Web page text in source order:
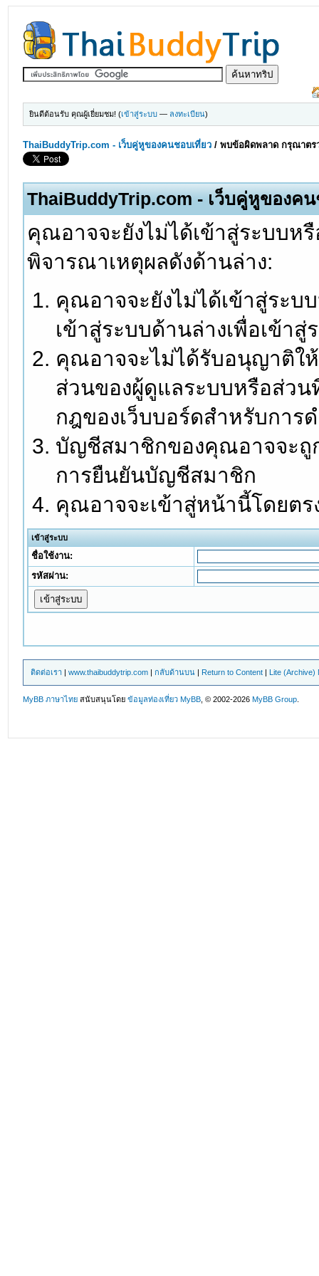
ยินดีต้อนรับ คุณผู้เยี่ยมชม! (เข้าสู่ระบบ — ลงทะเบียน)
ThaiBuddyTrip.com - เว็บคู่หูของคนชอบเที่ยว /พบข้อผิดพลาด กรุณาตร
ThaiBuddyTrip.com - เว็บคู่หูของค
คุณอาจจะยังไม่ได้เข้าสู่ระบบ
พิจารณาเหตุผลดังด้านล่าง:
คุณอาจจะยังไม่ได้เข้าสู่ระบ
เข้าสู่ระบบด้านล่างเพื่อเข้า
คุณอาจจะไม่ได้รับอนุญาติใ
ส่วนของผู้ดูแลระบบหรือส่ว
กฎของเว็บบอร์ดสำหรับการ
บัญชีสมาชิกของคุณอาจจะถู
การยืนยันบัญชีสมาชิก
คุณอาจจะเข้าสู่หน้านี้โดยต
เข้าสู่ระบบ
ชื่อใช้งาน:
รหัสผ่าน:
ติดต่อเรา |www.thaibuddytrip.com |กลับด้านบน | Return to Content | Lite (Archive)
MyBB ภาษาไทย สนับสนุนโดยข้อมูลท่องเที่ยว MyBB , © 2002-2026MyBB Group